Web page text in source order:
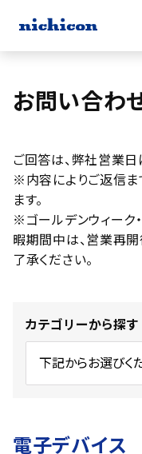
お問い合わ
ご回答は、弊社営業日
※内容によりご返信ま
ます。
※ゴールデンウィーク
暇期間中は、営業再
了承ください。
カテゴリーから探す
電子デバイス